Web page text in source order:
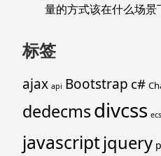
量的方式该在什么场景
标签
ajax api Bootstrap c#
dedecmsdivcss
javascriptjquery